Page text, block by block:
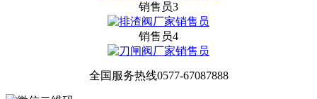
销售员3
销售员4
全国服务热线0577-67087888